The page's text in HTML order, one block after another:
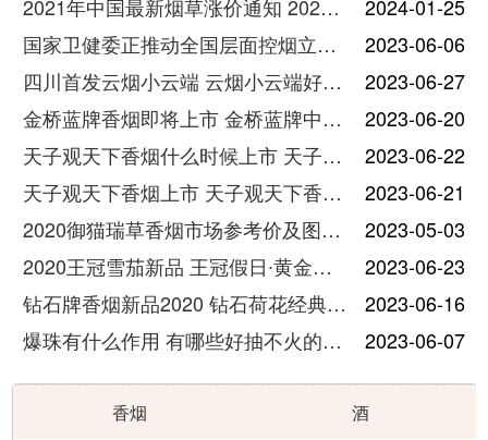
2021年中国最新烟草涨价通知 2021年烟草涨价动态
2024-01-25
国家卫健委正推动全国层面控烟立法 国家控烟立法最新进展
2023-06-06
四川首发云烟小云端 云烟小云端好抽吗
2023-06-27
金桥蓝牌香烟即将上市 金桥蓝牌中支香烟最新消息
2023-06-20
天子观天下香烟什么时候上市 天子观天下香烟发布会召开
2023-06-22
天子观天下香烟上市 天子观天下香烟介绍一览
2023-06-21
2020御猫瑞草香烟市场参考价及图片一览
2023-05-03
2020王冠雪茄新品 王冠假日∙黄金海岸价格表图
2023-06-23
钻石牌香烟新品2020 钻石荷花经典中支价格表图
2023-06-16
爆珠有什么作用 有哪些好抽不火的爆珠香烟
2023-06-07
香烟 酒